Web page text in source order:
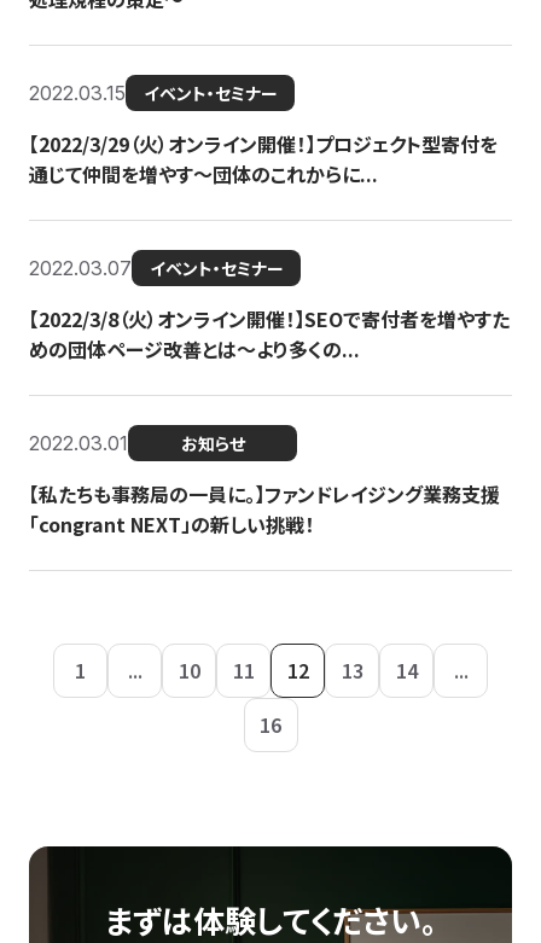
2022.03.15 イベント・セミナー
【2022/3/29（火）オンライン開催！】プロジェクト型寄付を
通じて仲間を増やす～団体のこれからに...
2022.03.07 イベント・セミナー
【2022/3/8（火）オンライン開催！】SEOで寄付者を増やすた
めの団体ページ改善とは～より多くの...
2022.03.01 お知らせ
【私たちも事務局の一員に。】ファンドレイジング業務支援
「congrant NEXT」の新しい挑戦！
1 ... 10 11 12 13 14
...
16
まずは体験してください。